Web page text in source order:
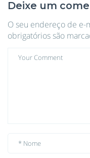
Deixe um
O seu endereço de e-
obrigatórios são